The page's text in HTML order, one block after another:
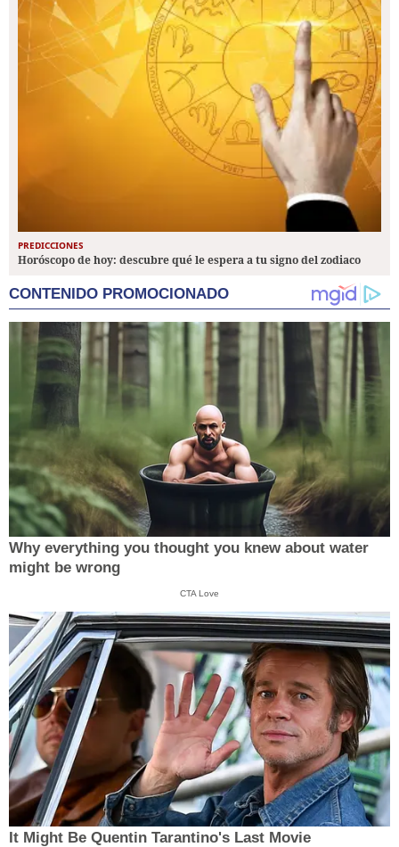
PREDICCIONES
Horóscopo de hoy: descubre qué le espera a tu signo del zodiaco
CONTENIDO PROMOCIONADO
Why everything you thought you knew about water
might be wrong
CTA Love
It Might Be Quentin Tarantino's Last Movie